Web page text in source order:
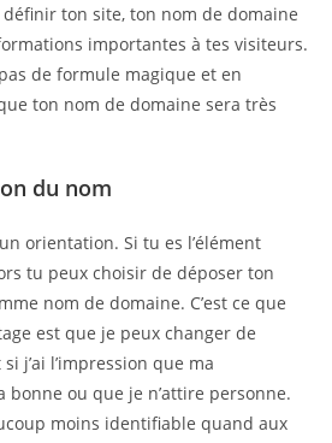
ton site, ton nom de domaine
importantes à tes visiteurs.
de formule magique et en
ton nom de domaine sera très
du nom
orientation. Si tu es l’élément
tu peux choisir de déposer ton
nom de domaine. C’est ce que
est que je peux changer de
j’ai l’impression que ma
bonne ou que je n’attire personne.
moins identifiable quand aux